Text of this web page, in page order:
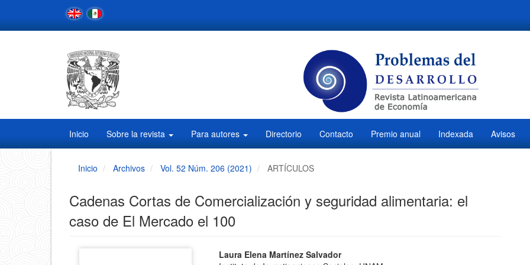
Contenido
Inicio Sobre la revista Para autores Directorio Contacto Premio anual Indexada Avisos
Inicio Archivos Vol. 52 Núm. 206 (2021) ARTÍCULOS
Cadenas Cortas de Comercialización y seguridad alimentaria: el
caso de El Mercado el 100
Contenido
Laura Elena Martínez Salvador